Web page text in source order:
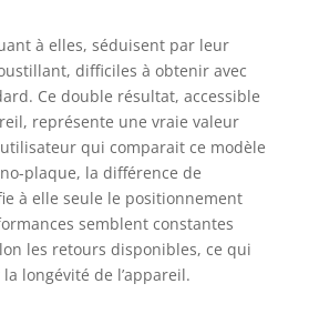
à elles, séduisent par leur
difficiles à obtenir avec
Ce double résultat, accessible
représente une vraie valeur
qui comparait ce modèle
plaque, la différence de
à elle seule le positionnement
semblent constantes
les retours disponibles, ce qui
longévité de l’appareil.